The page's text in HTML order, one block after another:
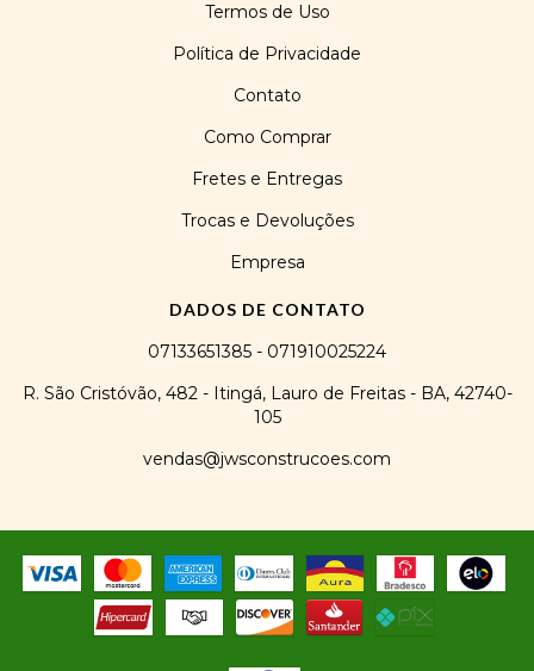
Termos de Uso
Política de Privacidade
Contato
Como Comprar
Fretes e Entregas
Trocas e Devoluções
Empresa
DADOS DE CONTATO
07133651385 - 071910025224
R. São Cristóvão, 482 - Itingá, Lauro de Freitas - BA, 42740-
105
vendas@jwsconstrucoes.com